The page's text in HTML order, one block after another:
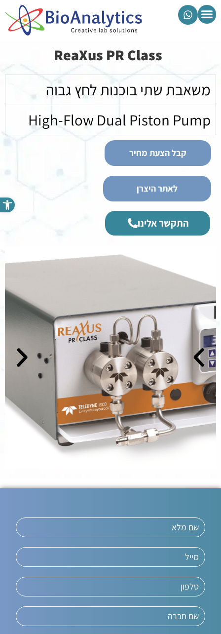
ReaXus PR Class
משאבת שתי בוכנות לחץ גבוה
High-Flow Dual Piston Pump
קבל הצעת מחיר
לאתר היצרן
התקשר אלינו
פתח סרגל נגישות